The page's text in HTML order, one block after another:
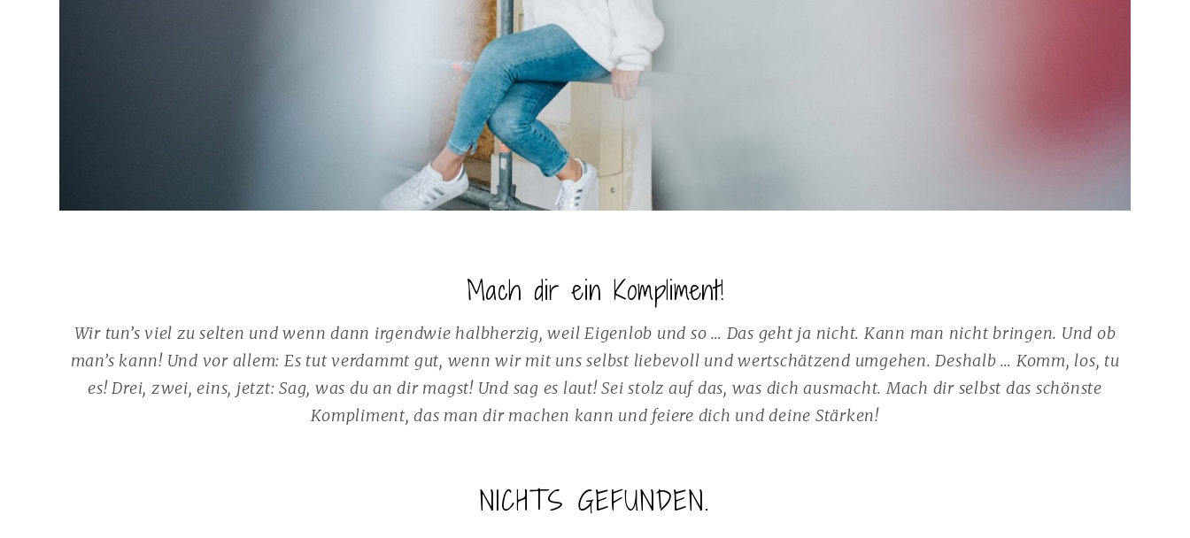
Mach dir ein Kompliment!
Wir tun’s viel zu selten und wenn dann irgendwie halbherzig, weil Eigenlob und so … Das geht ja nicht. Kann man nicht bringen. Und ob
man’s kann! Und vor allem: Es tut verdammt gut, wenn wir mit uns selbst liebevoll und wertschätzend umgehen. Deshalb … Komm, los, tu
es! Drei, zwei, eins, jetzt: Sag, was du an dir magst! Und sag es laut! Sei stolz auf das, was dich ausmacht. Mach dir selbst das schönste
Kompliment, das man dir machen kann und feiere dich und deine Stärken!
NICHTS GEFUNDEN.